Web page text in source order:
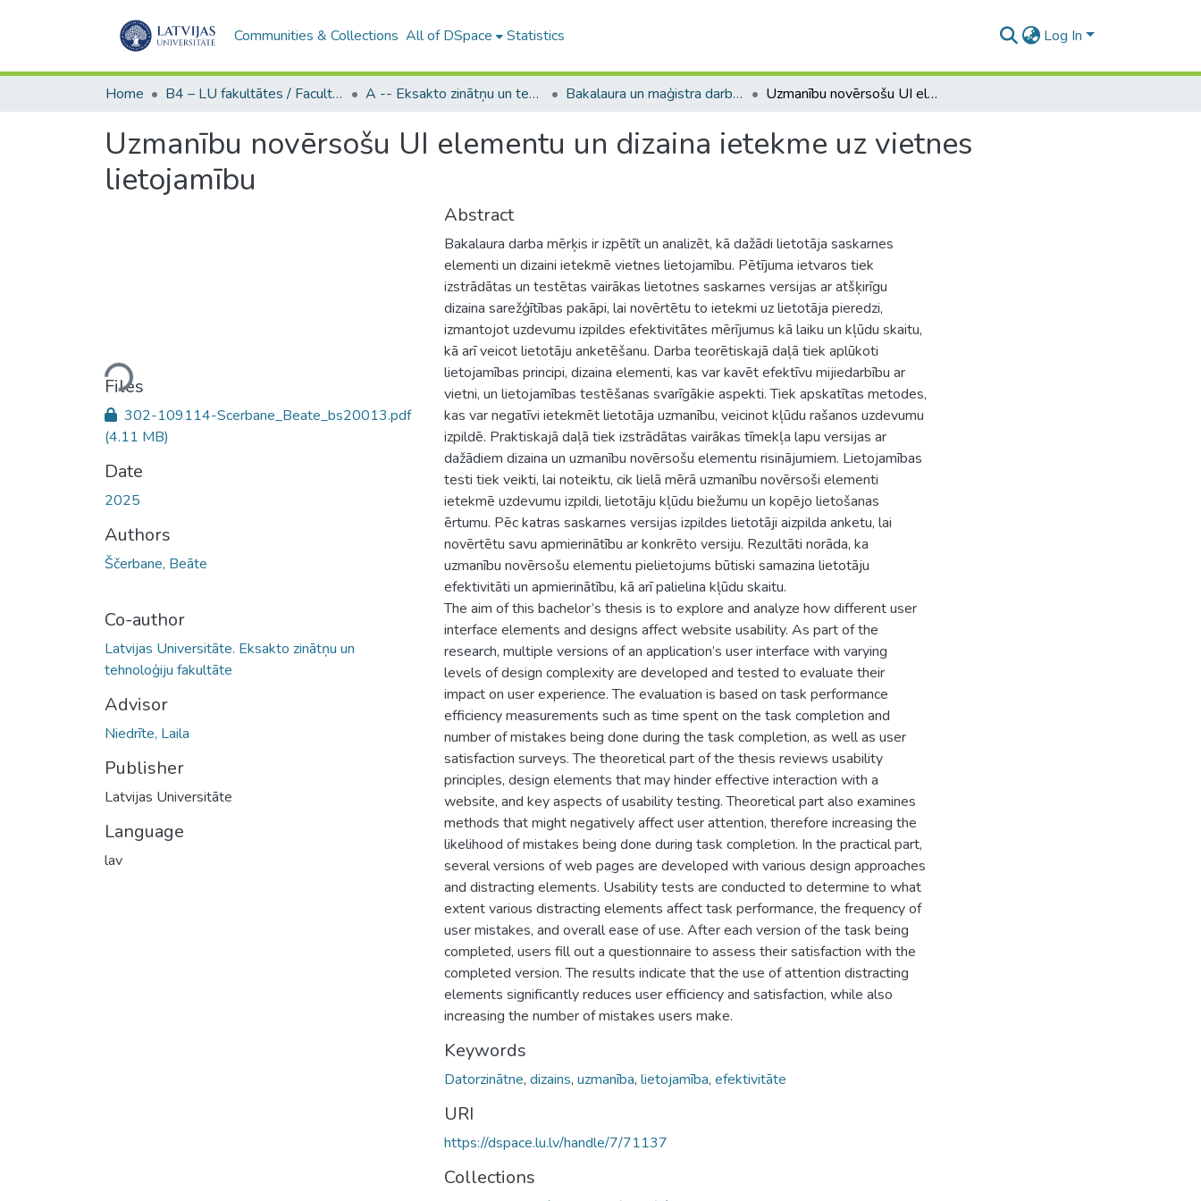
Communities & Collections All of DSpace Statistics Log In
Home B4 – LU fakultātes / Faculties of the UL A -- Eksakto zinātņu un tehnoloģiju fakultāte / Faculty of Science and Technology Bakalaura un maģistra darbi (EZTF) / Bachelor's and Master's theses Uzmanību novērsošu UI elementu un dizaina ietekme uz vietnes lietojamību
Uzmanību novērsošu UI elementu un dizaina ietekme uz vietnes
lietojamību
Loading...
Files
302-109114-Scerbane_Beate_bs20013.pdf
(4.11 MB)
Date
2025
Authors
Ščerbane, Beāte
Co-author
Latvijas Universitāte. Eksakto zinātņu un
tehnoloģiju fakultāte
Advisor
Niedrīte, Laila
Publisher
Latvijas Universitāte
Language
lav
Abstract
Bakalaura darba mērķis ir izpētīt un analizēt, kā dažādi lietotāja saskarnes
elementi un dizaini ietekmē vietnes lietojamību. Pētījuma ietvaros tiek
izstrādātas un testētas vairākas lietotnes saskarnes versijas ar atšķirīgu
dizaina sarežģītības pakāpi, lai novērtētu to ietekmi uz lietotāja pieredzi,
izmantojot uzdevumu izpildes efektivitātes mērījumus kā laiku un kļūdu skaitu,
kā arī veicot lietotāju anketēšanu. Darba teorētiskajā daļā tiek aplūkoti
lietojamības principi, dizaina elementi, kas var kavēt efektīvu mijiedarbību ar
vietni, un lietojamības testēšanas svarīgākie aspekti. Tiek apskatītas metodes,
kas var negatīvi ietekmēt lietotāja uzmanību, veicinot kļūdu rašanos uzdevumu
izpildē. Praktiskajā daļā tiek izstrādātas vairākas tīmekļa lapu versijas ar
dažādiem dizaina un uzmanību novērsošu elementu risinājumiem. Lietojamības
testi tiek veikti, lai noteiktu, cik lielā mērā uzmanību novērsoši elementi
ietekmē uzdevumu izpildi, lietotāju kļūdu biežumu un kopējo lietošanas
ērtumu. Pēc katras saskarnes versijas izpildes lietotāji aizpilda anketu, lai
novērtētu savu apmierinātību ar konkrēto versiju. Rezultāti norāda, ka
uzmanību novērsošu elementu pielietojums būtiski samazina lietotāju
efektivitāti un apmierinātību, kā arī palielina kļūdu skaitu.
The aim of this bachelor’s thesis is to explore and analyze how different user
interface elements and designs affect website usability. As part of the
research, multiple versions of an application’s user interface with varying
levels of design complexity are developed and tested to evaluate their
impact on user experience. The evaluation is based on task performance
efficiency measurements such as time spent on the task completion and
number of mistakes being done during the task completion, as well as user
satisfaction surveys. The theoretical part of the thesis reviews usability
principles, design elements that may hinder effective interaction with a
website, and key aspects of usability testing. Theoretical part also examines
methods that might negatively affect user attention, therefore increasing the
likelihood of mistakes being done during task completion. In the practical part,
several versions of web pages are developed with various design approaches
and distracting elements. Usability tests are conducted to determine to what
extent various distracting elements affect task performance, the frequency of
user mistakes, and overall ease of use. After each version of the task being
completed, users fill out a questionnaire to assess their satisfaction with the
completed version. The results indicate that the use of attention distracting
elements significantly reduces user efficiency and satisfaction, while also
increasing the number of mistakes users make.
Keywords
Datorzinātne, dizains, uzmanība, lietojamība, efektivitāte
URI
https://dspace.lu.lv/handle/7/71137
Collections